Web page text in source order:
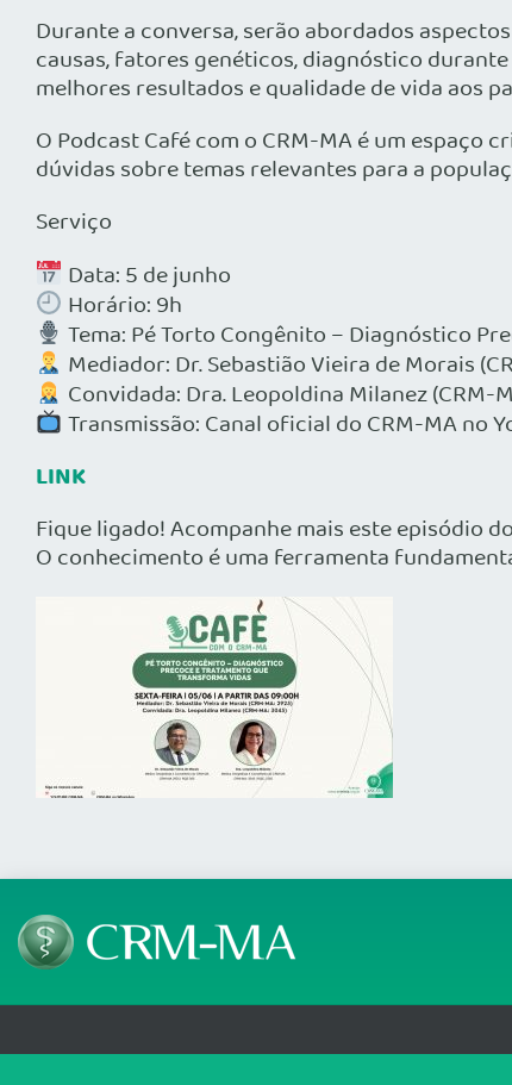
Durante a conversa, serão abordados
causas, fatores genéticos, diagnóstico
melhores resultados e qualidade de vida aos
O Podcast Café com o CRM-MA é um espaço
dúvidas sobre temas relevantes para a
Serviço
Data: 5 de junho
Horário: 9h
Tema: Pé Torto Congênito – Diagnóstico
Mediador: Dr. Sebastião Vieira de Morais
Convidada: Dra. Leopoldina Milanez (CRM-
Transmissão: Canal oficial do CRM-MA no
LINK
Fique ligado! Acompanhe mais este episódio
O conhecimento é uma ferramenta